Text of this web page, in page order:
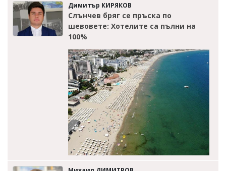
Димитър КИРЯКОВ
Слънчев бряг се пръска по
шевовете: Хотелите са пълни на
100%